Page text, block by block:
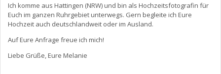
Ich komme aus Hattingen (NRW) und bin als Hochzeitsfotografin für
Euch im ganzen Ruhrgebiet unterwegs. Gern begleite ich Eure
Hochzeit auch deutschlandweit oder im Ausland.
Auf Eure Anfrage freue ich mich!
Liebe Grüße, Eure Melanie